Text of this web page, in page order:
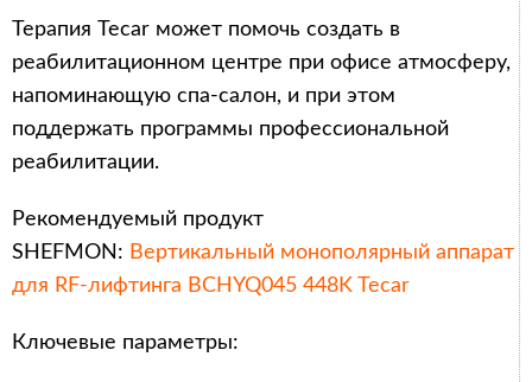
Терапия Tecar может помочь создать в
реабилитационном центре при офисе атмосферу,
напоминающую спа-салон, и при этом
поддержать программы профессиональной
реабилитации.
Рекомендуемый продукт
SHEFMON: Вертикальный монополярный аппарат
для RF-лифтинга BCHYQ045 448K Tecar
Ключевые параметры: